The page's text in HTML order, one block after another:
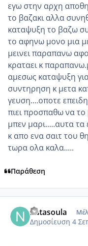
εγω στην αρχη
το βαζακι αλλα
καταψυξη το βαζω
το αφηνω μονο μια
μεινει παραπανω
κραταει κ
αμεσως καταψυξη
συντηρηση κ μετα
γευση....οποτε
πιει προσπαθω να το
μπεν μαρι.....αυτα
κ απο ενα σαιτ του
τωρα ολα καλα.....
Παράθεση
natasoula
Δημοσίευση 4